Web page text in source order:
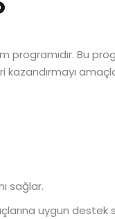
Bu
kazandırmayı
sağlar.
uygun